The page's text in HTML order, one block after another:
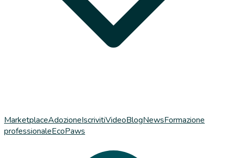
MarketplaceAdozioneIscrivitiVideoBlogNewsFormazione
professionaleEcoPaws